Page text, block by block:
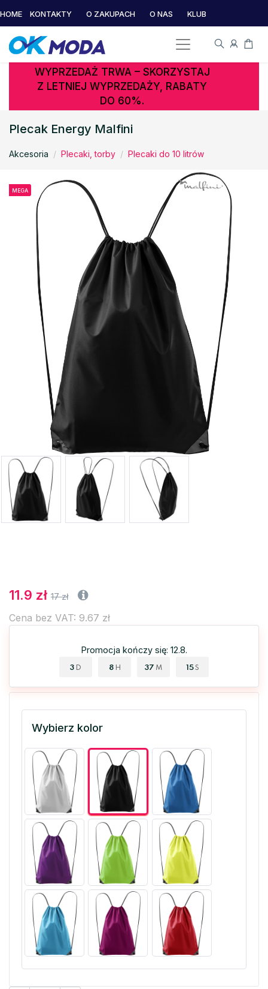
HOME KONTAKTY O ZAKUPACH O NAS KLUB
WYPRZEDAŻ TRWA – SKORZYSTAJ
Z LETNIEJ WYPRZEDAŻY, RABATY
DO 60%.
Plecak Energy Malfini
Akcesoria Plecaki, torby Plecaki do 10 litrów
MEGA
11.9 zł 17 zł
Cena bez VAT: 9.67 zł
Promocja kończy się: 12.8.
3 D 8 H 37 M 15 S
Wybierz kolor